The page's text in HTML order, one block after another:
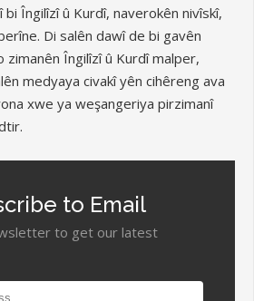
Îngilîzî û Kurdî, naverokên nivîskî,
Di salên dawî de bi gavên
Îngilîzî û Kurdî malper,
medyaya civakî yên cihêreng ava
xwe ya weşangeriya pirzimanî
to Email
to get our latest